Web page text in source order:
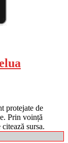
protejate de
Prin voință
sursa.